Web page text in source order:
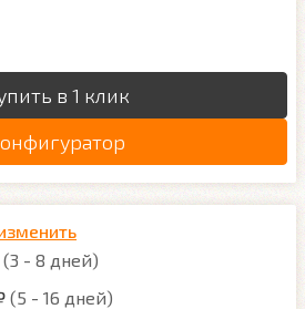
в 1 клик
(3 - 8 дней)
(5 - 16 дней)